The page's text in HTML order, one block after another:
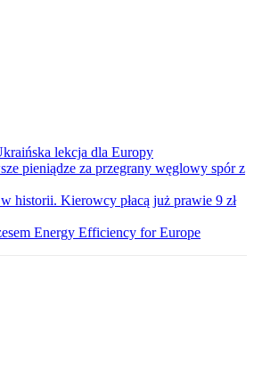
lekcja dla Europy
pieniądze za przegrany węglowy spór z
historii. Kierowcy płacą już prawie 9 zł
Energy Efficiency for Europe